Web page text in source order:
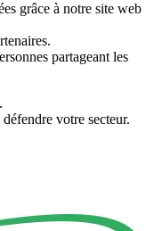
grâce à notre site web
partageant les
votre secteur.